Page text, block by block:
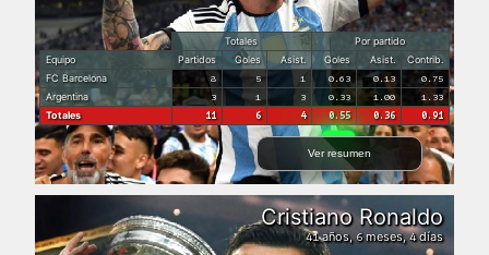
Totales
Por partido
Equipo
Partidos Goles Asist. Goles Asist.
Contrib.
FC Barcelona
8 5 1 0.63 0.13 0.75
Argentina 3 1 3 0.33 1.00 1.33
Totales 11 6 4 0.55 0.36 0.91
Ver resumen
Cristiano Ronaldo
41años,6meses,4días